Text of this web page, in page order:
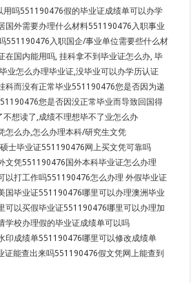
用吗551190476假的毕业证成绩单可以办学
国外需要办理什么材料551190476入职事业
551190476入职国企/事业单位需要些什么材
在国内能用吗, 挂科拿不到毕业证怎么办, 毕
业怎么办理毕业证,没毕业可以办学历认证
科而没有正常毕业551190476您是否因为递
您是否因没正常毕业而导致回国得
想读了,成绩不理想毕不了业怎么办
怎么办,怎么办理本科/研究生文凭
士毕业证551190476网上买文凭可靠吗
文凭551190476国外本科毕业证怎么办理
以打工作吗551190476怎么办理 外假毕业证
国毕业证551190476哪里可以办理澳洲毕业
可以买假毕业证551190476哪里可以办理加
学校办理假的毕业证成绩单可以吗
印成绩单551190476哪里可以修改成绩单
证能查出来吗551190476假文凭网上能查到